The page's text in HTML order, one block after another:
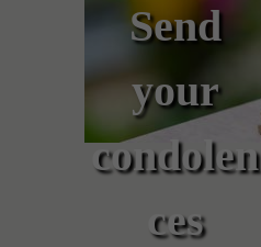
Send
your
condolen
ces